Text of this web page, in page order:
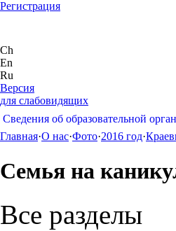
Регистрация
Ch
En
Ru
Версия
для слабовидящих
Сведения об образовательной
Главная·О нас·Фото·2016 год·
Семья на
Все разделы